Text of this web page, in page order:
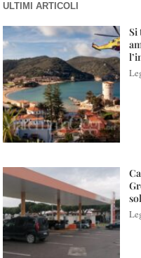
ULTIMI ARTICOLI
Si